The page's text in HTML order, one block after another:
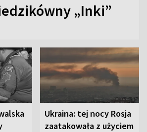
„Inki”
Ukraina: tej nocy Rosja
zaatakowała z użyciem